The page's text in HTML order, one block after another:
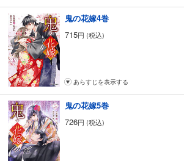
鬼の花嫁4巻
715円 (税込)
あらすじを表示する
鬼の花嫁5巻
726円 (税込)